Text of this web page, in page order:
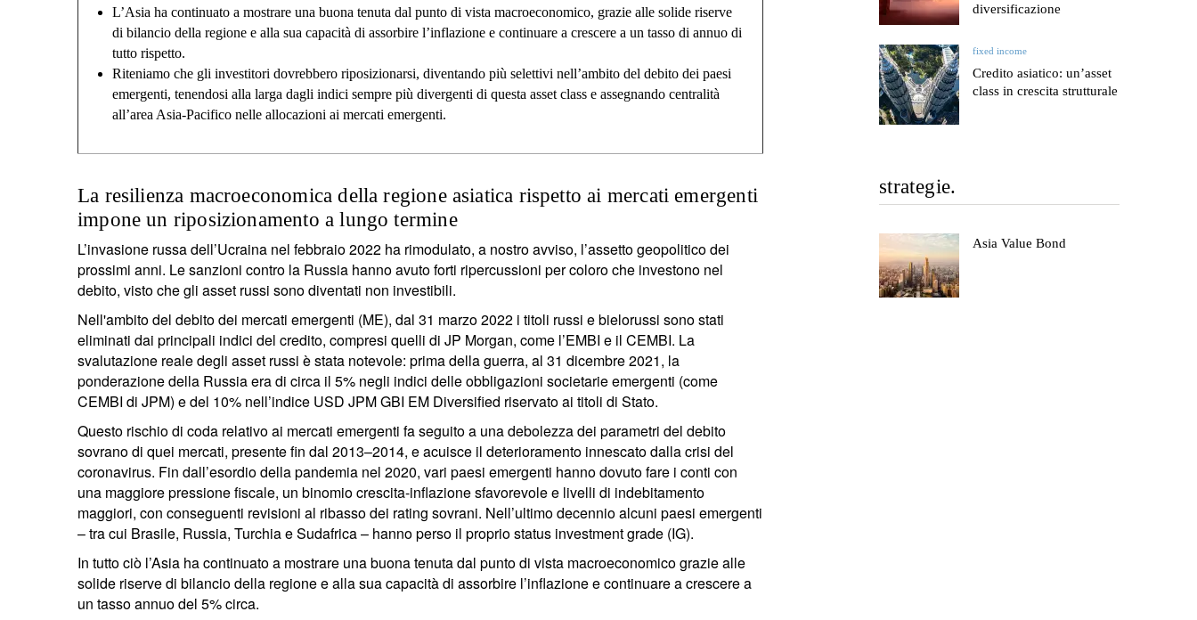
L’Asia ha continuato a mostrare una buona tenuta dal punto di vista macroeconomico, grazie alle solide riserve
di bilancio della regione e alla sua capacità di assorbire l’inflazione e continuare a crescere a un tasso di annuo di
tutto rispetto.
Riteniamo che gli investitori dovrebbero riposizionarsi, diventando più selettivi nell’ambito del debito dei paesi
emergenti, tenendosi alla larga dagli indici sempre più divergenti di questa asset class e assegnando centralità
all’area Asia-Pacifico nelle allocazioni ai mercati emergenti.
La resilienza macroeconomica della regione asiatica rispetto ai mercati emergenti
impone un riposizionamento a lungo termine
L’invasione russa dell’Ucraina nel febbraio 2022 ha rimodulato, a nostro avviso, l’assetto geopolitico dei
prossimi anni. Le sanzioni contro la Russia hanno avuto forti ripercussioni per coloro che investono nel
debito, visto che gli asset russi sono diventati non investibili.
Nell'ambito del debito dei mercati emergenti (ME), dal 31 marzo 2022 i titoli russi e bielorussi sono stati
eliminati dai principali indici del credito, compresi quelli di JP Morgan, come l’EMBI e il CEMBI. La
svalutazione reale degli asset russi è stata notevole: prima della guerra, al 31 dicembre 2021, la
ponderazione della Russia era di circa il 5% negli indici delle obbligazioni societarie emergenti (come
CEMBI di JPM) e del 10% nell’indice USD JPM GBI EM Diversified riservato ai titoli di Stato.
Questo rischio di coda relativo ai mercati emergenti fa seguito a una debolezza dei parametri del debito
sovrano di quei mercati, presente fin dal 2013–2014, e acuisce il deterioramento innescato dalla crisi del
coronavirus. Fin dall’esordio della pandemia nel 2020, vari paesi emergenti hanno dovuto fare i conti con
una maggiore pressione fiscale, un binomio crescita-inflazione sfavorevole e livelli di indebitamento
maggiori, con conseguenti revisioni al ribasso dei rating sovrani. Nell’ultimo decennio alcuni paesi emergenti
– tra cui Brasile, Russia, Turchia e Sudafrica – hanno perso il proprio status investment grade (IG).
In tutto ciò l’Asia ha continuato a mostrare una buona tenuta dal punto di vista macroeconomico grazie alle
solide riserve di bilancio della regione e alla sua capacità di assorbire l’inflazione e continuare a crescere a
un tasso annuo del 5% circa.
diversificazione
fixed income
Credito asiatico: un’asset
class in crescita strutturale
strategie.
Asia Value Bond